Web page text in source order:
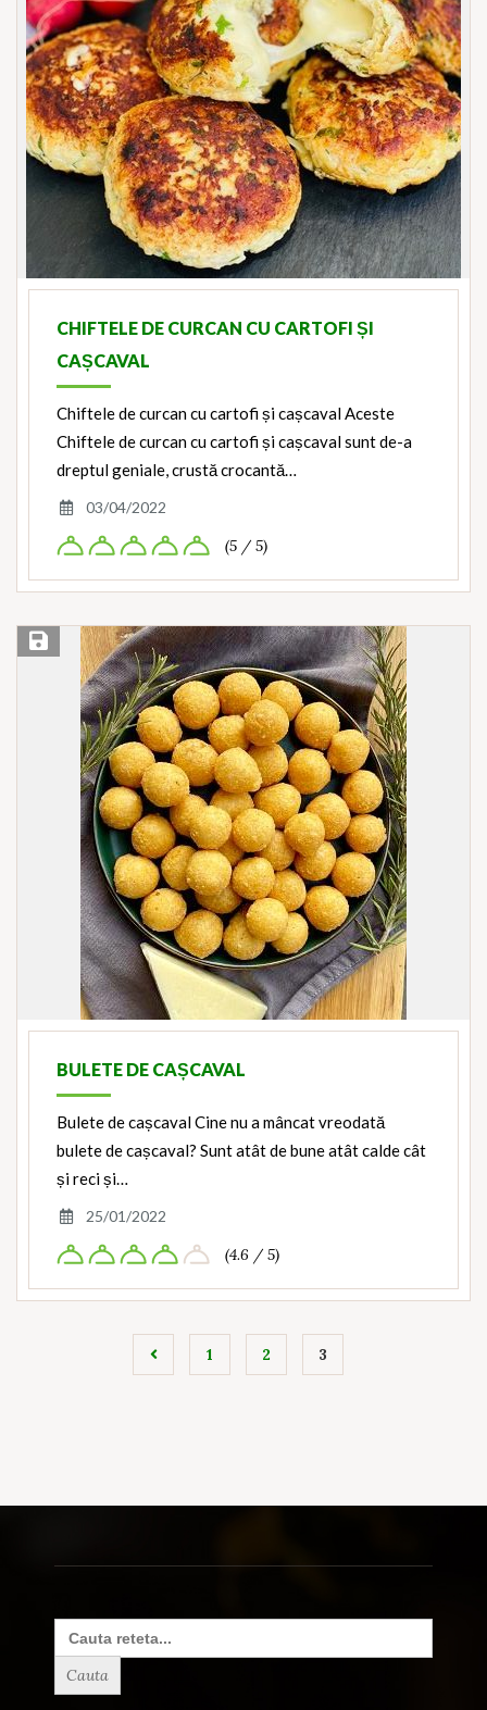
CHIFTELE DE CURCAN CU CARTOFI ȘI
CAȘCAVAL
Chiftele de curcan cu cartofi și cașcaval Aceste
Chiftele de curcan cu cartofi și cașcaval sunt de-a
dreptul geniale, crustă crocantă…
03/04/2022
(5 / 5)
Save Recipe
BULETE DE CAȘCAVAL
Bulete de cașcaval Cine nu a mâncat vreodată
bulete de cașcaval? Sunt atât de bune atât calde cât
și reci și…
25/01/2022
(4.6 / 5)
1 2 3
Search
for: